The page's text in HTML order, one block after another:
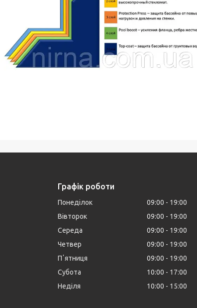
Графік роботи
Понеділок 09:00
19:00
Вівторок
09:00
19:00
Середа
09:00
19:00
Четвер
09:00
19:00
Пʼятниця
09:00
19:00
Субота
10:00
17:00
Неділя
10:00 15:00